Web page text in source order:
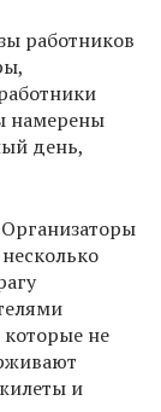
работников
намерены
день,
не
и